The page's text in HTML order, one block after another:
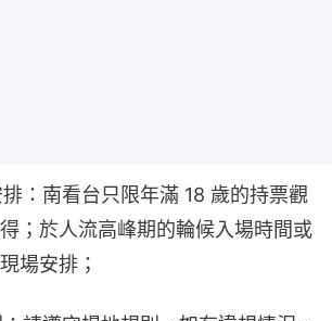
：南看台只限年滿 18 歲的持票觀
；於人流高峰期的輪候入場時間或
場安排；